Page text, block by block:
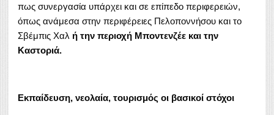
πως συνεργασία υπάρχει και σε επίπεδο περιφερειών,
όπως ανάμεσα στην περιφέρειες Πελοποννήσου και το
Σβέμπις Χαλ ή την περιοχή Μποντενζέε και την
Καστοριά.
Εκπαίδευση, νεολαία, τουρισμός οι βασικοί στόχοι